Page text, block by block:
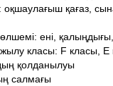
қағаз,
ені, қалыңдығы,
класы: F класы, Е
қолданылуы
салмағы